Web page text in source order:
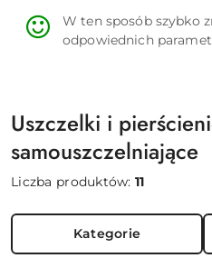
W ten sposób szybko
odpowiednich
Uszczelki i
samouszczelniające
Liczba produktów:11
Kategorie